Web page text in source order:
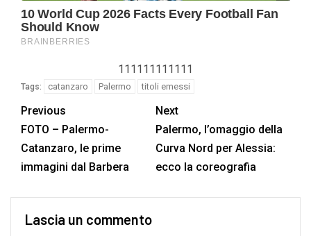
111111111111
Tags: catanzaro Palermo titoli emessi
Previous
FOTO – Palermo-
Catanzaro, le prime
immagini dal Barbera
Next
Palermo, l’omaggio della
Curva Nord per Alessia:
ecco la coreografia
Lascia un commento